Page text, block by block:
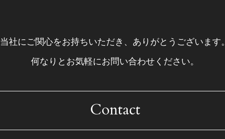
当社にご関心をお持ちいただき、 ありがとうございます
何なりとお気軽にお問い合わせください。
Contact